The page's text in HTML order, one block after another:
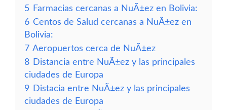
5 Farmacias cercanas a NuÃ±ez en Bolivia:
6 Centos de Salud cercanas a NuÃ±ez en
Bolivia:
7 Aeropuertos cerca de NuÃ±ez
8 Distancia entre NuÃ±ez y las principales
ciudades de Europa
9 Distacia entre NuÃ±ez y las principales
ciudades de Europa